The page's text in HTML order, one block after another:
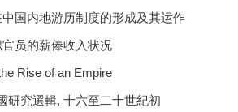
国内地游历制度的形成及其运作
员的薪俸收入状况
Rise of an Empire
研究選輯, 十六至二十世紀初